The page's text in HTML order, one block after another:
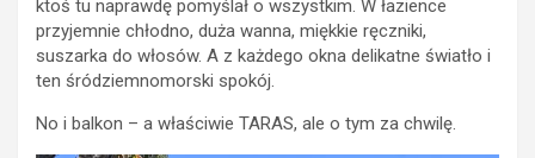
ktoś tu naprawdę pomyślał o wszystkim. W łazience
przyjemnie chłodno, duża wanna, miękkie ręczniki,
suszarka do włosów. A z każdego okna delikatne światło i
ten śródziemnomorski spokój.
No i balkon – a właściwie TARAS, ale o tym za chwilę.